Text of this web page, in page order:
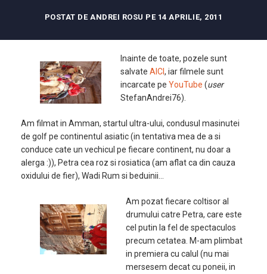
POSTAT DE ANDREI ROSU PE 14 APRILIE, 2011
Inainte de toate, pozele sunt
salvate AICI, iar filmele sunt
incarcate pe YouTube (user
StefanAndrei76).
Am filmat in Amman, startul ultra-ului, condusul masinutei
de golf pe continentul asiatic (in tentativa mea de a si
conduce cate un vechicul pe fiecare continent, nu doar a
alerga :)), Petra cea roz si rosiatica (am aflat ca din cauza
oxidului de fier), Wadi Rum si beduinii…
Am pozat fiecare coltisor al
drumului catre Petra, care este
cel putin la fel de spectaculos
precum cetatea. M-am plimbat
in premiera cu calul (nu mai
mersesem decat cu poneii, in